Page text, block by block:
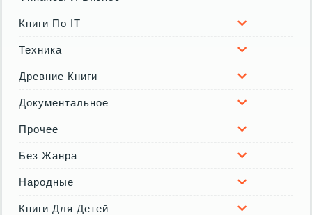
Книги По IT
Техника
Древние Книги
Документальное
Прочее
Без Жанра
Народные
Книги Для Детей